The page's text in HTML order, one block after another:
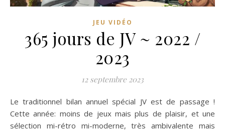
JEU VIDÉO
365 jours de JV ~ 2022 /
2023
12 septembre 2023
Le traditionnel bilan annuel spécial JV est de passage !
Cette année: moins de jeux mais plus de plaisir, et une
sélection mi-rétro mi-moderne, très ambivalente mais